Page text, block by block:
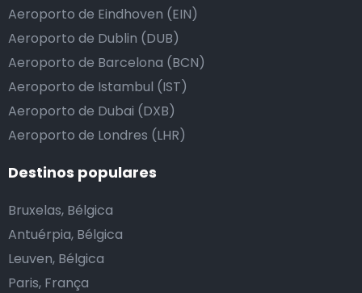
Aeroporto de Eindhoven (EIN)
Aeroporto de Dublin (DUB)
Aeroporto de Barcelona (BCN)
Aeroporto de Istambul (IST)
Aeroporto de Dubai (DXB)
Aeroporto de Londres (LHR)
Destinos populares
Bruxelas, Bélgica
Antuérpia, Bélgica
Leuven, Bélgica
Paris, França